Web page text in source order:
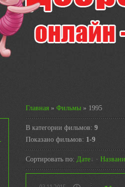
Главная » Фильмы » 1995
В категории фильмов: 9
Показано фильмов: 1-9
Сортировать по: Дате ·